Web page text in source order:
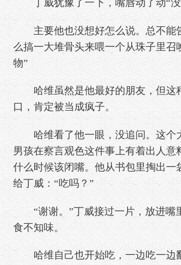
丁威犹豫了一下，嘴唇动了动“没
主要他也没想好怎么说。总不能
么搞一大堆骨头来喂一个从珠子里召
物”
哈维虽然是他最好的朋友，但这
口，肯定被当成疯子。
哈维看了他一眼，没追问。这个
男孩在察言观色这件事上有着出人意
什么时候该闭嘴。他从书包里掏出一
给丁威：“吃吗？”
“谢谢。”丁威接过一片，放进嘴
食不知味。
哈维自己也开始吃，一边吃一边